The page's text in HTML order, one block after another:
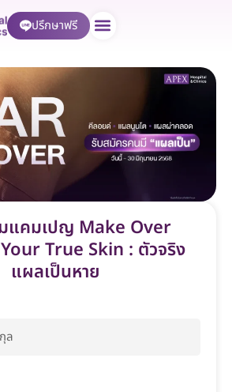
ปรึกษาฟรี
แคมเปญ Make Over
True Skin : ตัวจริง
แผลเป็นหาย